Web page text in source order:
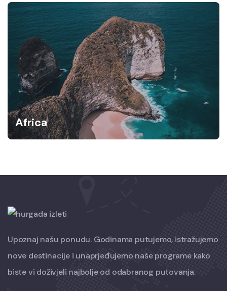
Africa
Upoznaj našu ponudu. Godinama putujemo, istražujemo
nove destinacije i unaprjeđujemo naše programe kako
biste vi doživjeli najbolje od odabranog putovanja.